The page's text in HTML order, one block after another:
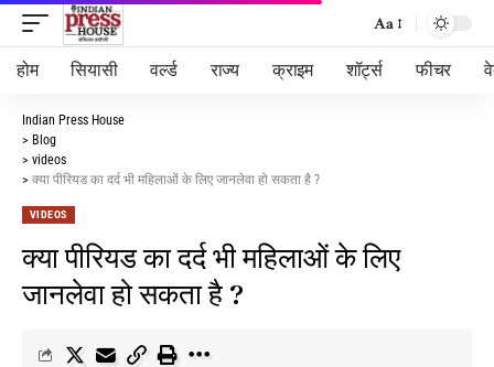
Aa
होम सियासी वर्ल्ड राज्य क्राइम शॉर्ट्स फीचर
Indian Press House
> Blog
> videos
> क्या पीरियड का दर्द भी महिलाओं के लिए जानलेवा हो सकता है ?
VIDEOS
क्या पीरियड का दर्द भी महिलाओं के लिए
जानलेवा हो सकता है ?